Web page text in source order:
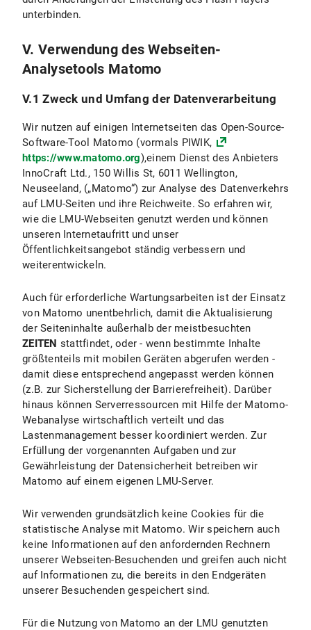
unterbinden.
V. Verwendung des Webseiten-
Analysetools Matomo
V.1 Zweck und Umfang der Datenverarbeitung
Wir nutzen auf einigen Internetseiten das Open-Source-
Software-Tool Matomo (vormals PIWIK,
https://www.matomo.org),einem Dienst des Anbieters
InnoCraft Ltd., 150 Willis St, 6011 Wellington,
Neuseeland, („Matomo“) zur Analyse des Datenverkehrs
auf LMU-Seiten und ihre Reichweite. So erfahren wir,
wie die LMU-Webseiten genutzt werden und können
unseren Internetaufritt und unser
Öffentlichkeitsangebot ständig verbessern und
weiterentwickeln.
Auch für erforderliche Wartungsarbeiten ist der Einsatz
von Matomo unentbehrlich, damit die Aktualisierung
der Seiteninhalte außerhalb der meistbesuchten
ZEITEN stattfindet, oder - wenn bestimmte Inhalte
größtenteils mit mobilen Geräten abgerufen werden -
damit diese entsprechend angepasst werden können
(z.B. zur Sicherstellung der Barrierefreiheit). Darüber
hinaus können Serverressourcen mit Hilfe der Matomo-
Webanalyse wirtschaftlich verteilt und das
Lastenmanagement besser koordiniert werden. Zur
Erfüllung der vorgenannten Aufgaben und zur
Gewährleistung der Datensicherheit betreiben wir
Matomo auf einem eigenen LMU-Server.
Wir verwenden grundsätzlich keine Cookies für die
statistische Analyse mit Matomo. Wir speichern auch
keine Informationen auf den anfordernden Rechnern
unserer Webseiten-Besuchenden und greifen auch nicht
auf Informationen zu, die bereits in den Endgeräten
unserer Besuchenden gespeichert sind.
Für die Nutzung von Matomo an der LMU genutzten